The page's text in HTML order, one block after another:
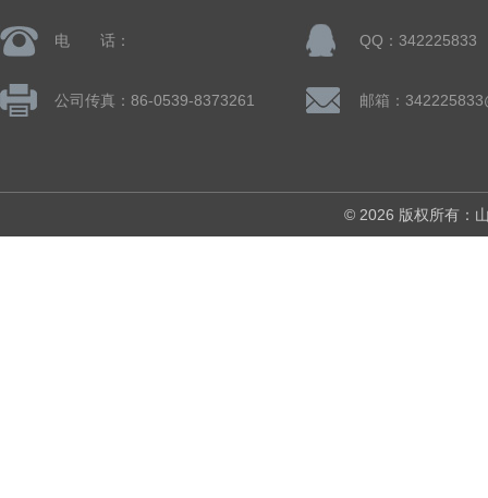
电 话： QQ：342225833
公司传真：86-0539-8373261 邮箱：
© 2026 版权所有：